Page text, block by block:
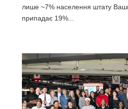
лише ~7% населення штату
припадає 19%...